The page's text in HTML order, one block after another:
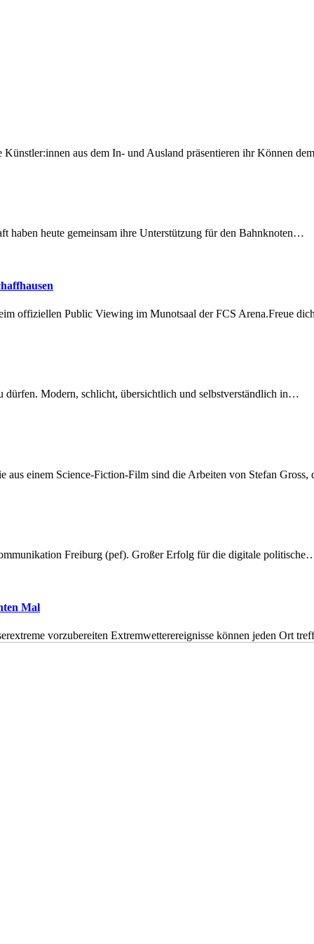
aus dem In- und Ausland präsentieren ihr Können
haben heute gemeinsam ihre Unterstützung für den Bahnknoten…
offiziellen Public Viewing im Munotsaal der FCS Arena.Freue
dürfen. Modern, schlicht, übersichtlich und selbstverständlich in…
einem Science-Fiction-Film sind die Arbeiten von Stefan
Freiburg (pef). Großer Erfolg für die digitale
Mal
vorzubereiten Extremwetterereignisse können jeden Ort